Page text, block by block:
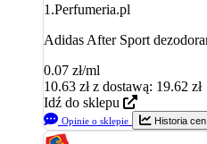
1.Perfumeria.pl
Adidas After Sport
0.07 zł/ml
10.63 zł z dostawą: 19.62 zł
Idź do sklepu
Opinie o sklepie Historia cen